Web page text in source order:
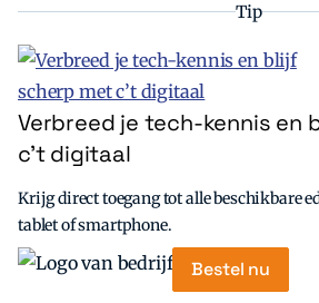
Tip
Verbreed je tech-kennis en
c’t digitaal
Krijg direct toegang tot alle beschikbare
tablet of smartphone.
Bestel nu